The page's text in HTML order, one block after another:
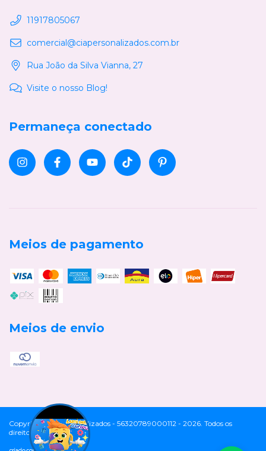
11917805067
comercial@ciapersonalizados.com.br
Rua João da Silva Vianna, 27
Visite o nosso Blog!
Permaneça conectado
Meios de pagamento
Meios de envio
Copyright Cia Personalizados - 56320789000112 - 2026. Todos os
direitos reservados.